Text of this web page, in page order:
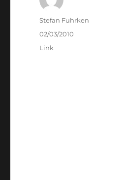
Author
Stefan Fuhrken
Posted
on
02/03/2010
Categories
Link